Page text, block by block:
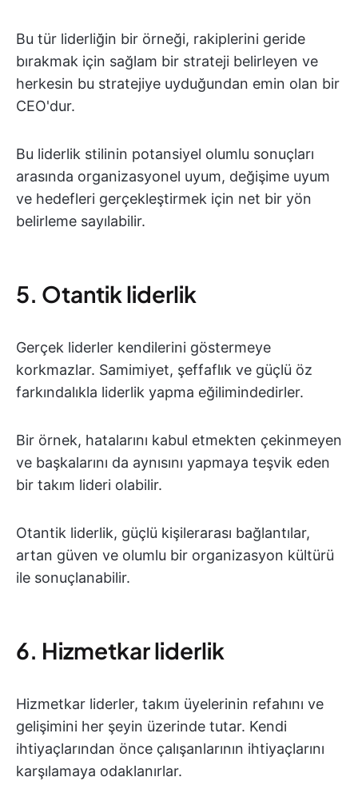
Bu tür liderliğin bir örneği, rakiplerini geride
bırakmak için sağlam bir strateji belirleyen ve
herkesin bu stratejiye uyduğundan emin olan bir
CEO'dur.
Bu liderlik stilinin potansiyel olumlu sonuçları
arasında organizasyonel uyum, değişime uyum
ve hedefleri gerçekleştirmek için net bir yön
belirleme sayılabilir.
5. Otantik liderlik
Gerçek liderler kendilerini göstermeye
korkmazlar. Samimiyet, şeffaflık ve güçlü öz
farkındalıkla liderlik yapma eğilimindedirler.
Bir örnek, hatalarını kabul etmekten çekinmeyen
ve başkalarını da aynısını yapmaya teşvik eden
bir takım lideri olabilir.
Otantik liderlik, güçlü kişilerarası bağlantılar,
artan güven ve olumlu bir organizasyon kültürü
ile sonuçlanabilir.
6. Hizmetkar liderlik
Hizmetkar liderler, takım üyelerinin refahını ve
gelişimini her şeyin üzerinde tutar. Kendi
ihtiyaçlarından önce çalışanlarının ihtiyaçlarını
karşılamaya odaklanırlar.